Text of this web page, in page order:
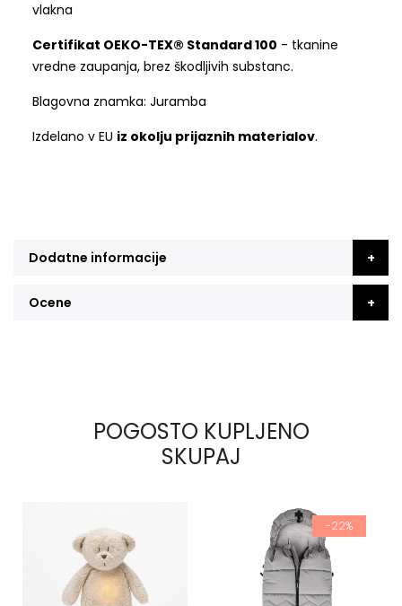
vlakna
Certifikat OEKO-TEX® Standard 100 - tkanine
vredne zaupanja, brez škodljivih substanc.
Blagovna znamka: Juramba
Izdelano v EU iz okolju prijaznih materialov.
Dodatne informacije
Ocene
POGOSTO KUPLJENO
SKUPAJ
-22%